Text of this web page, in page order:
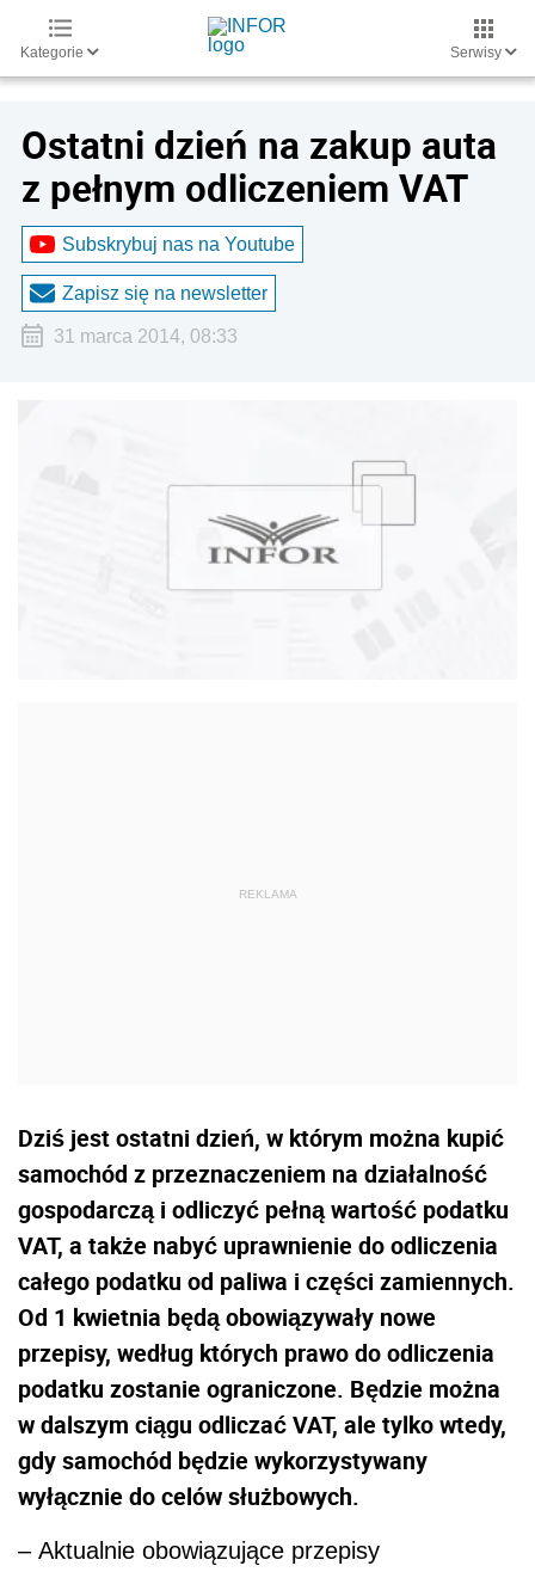
Kategorie Serwisy
Ostatni dzień na zakup auta
z pełnym odliczeniem VAT
Subskrybuj nas na Youtube
Zapisz się na newsletter
31 marca 2014, 08:33
Dziś jest ostatni dzień, w którym można kupić
samochód z przeznaczeniem na działalność
gospodarczą i odliczyć pełną wartość podatku
VAT, a także nabyć uprawnienie do odliczenia
całego podatku od paliwa i części zamiennych.
Od 1 kwietnia będą obowiązywały nowe
przepisy, według których prawo do odliczenia
podatku zostanie ograniczone. Będzie można
w dalszym ciągu odliczać VAT, ale tylko wtedy,
gdy samochód będzie wykorzystywany
wyłącznie do celów służbowych.
– Aktualnie obowiązujące przepisy